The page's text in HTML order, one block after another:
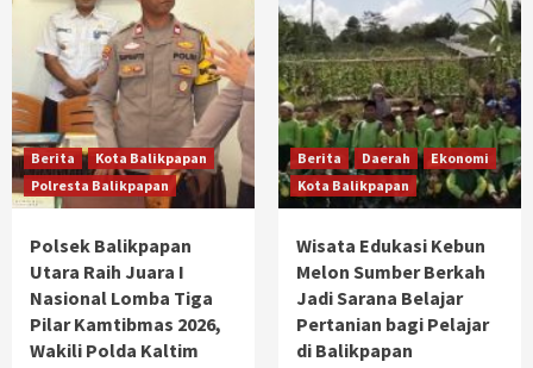
Berita
Kota Balikpapan
Polresta Balikpapan
Polsek Balikpapan
Utara Raih Juara I
Nasional Lomba Tiga
Pilar Kamtibmas 2026,
Wakili Polda Kaltim
Berita Daerah
Ekonomi
Kota Balikpapan
Wisata Edukasi Kebun
Melon Sumber Berkah
Jadi Sarana Belajar
Pertanian bagi Pelajar
di Balikpapan